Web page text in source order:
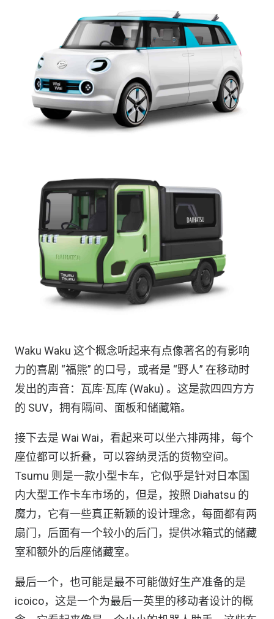
Waku Waku 这个概念听起来有点像著名的有影响
力的喜剧 “福熊” 的口号，或者是 “野人” 在移动时
发出的声音：瓦库·瓦库 (Waku) 。这是款四四方方
的 SUV，拥有隔间、面板和储藏箱。
接下去是 Wai Wai，看起来可以坐六排两排，每个
座位都可以折叠，可以容纳灵活的货物空间。
Tsumu 则是一款小型卡车，它似乎是针对日本国
内大型工作卡车市场的，但是，按照 Diahatsu 的
魔力，它有一些真正新颖的设计理念，每面都有两
扇门，后面有一个较小的后门，提供冰箱式的储藏
室和额外的后座储藏室。
最后一个，也可能是最不可能做好生产准备的是
icoico，这是一个为最后一英里的移动者设计的概